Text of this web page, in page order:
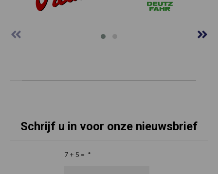
Schrijf u in voor onze nieuwsbrief
7 + 5 = *